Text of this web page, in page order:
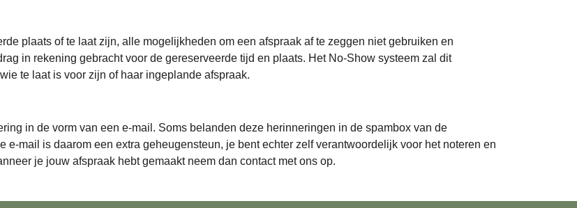
plaats of te laat zijn, alle mogelijkheden om een afspraak af te zeggen niet gebruiken en
in rekening gebracht voor de gereserveerde tijd en plaats. Het No-Show systeem zal dit
te laat is voor zijn of haar ingeplande afspraak.
in de vorm van een e-mail. Soms belanden deze herinneringen in de spambox van de
e-mail is daarom een extra geheugensteun, je bent echter zelf verantwoordelijk voor het noteren en
je jouw afspraak hebt gemaakt neem dan contact met ons op.